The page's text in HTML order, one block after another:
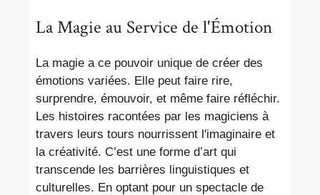
La Magie au Service de l'Émotion
La magie a ce pouvoir unique de créer des
émotions variées. Elle peut faire rire,
surprendre, émouvoir, et même faire réfléchir.
Les histoires racontées par les magiciens à
travers leurs tours nourrissent l'imaginaire et
la créativité. C’est une forme d’art qui
transcende les barrières linguistiques et
culturelles. En optant pour un spectacle de